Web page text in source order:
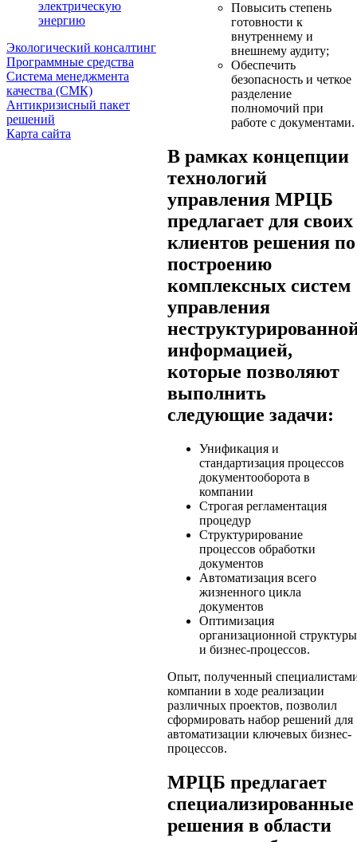
электрическую
энергию
Экологический консалтинг
Программные средства
Система менеджмента
качества (СМК)
Антикризисный пакет
решений
Карта сайта
Повысить степень
готовности к
внутреннему и
внешнему аудиту;
Обеспечить
безопасность и четкое
разделение
полномочий при
работе с документами.
В рамках концепции
технологий
управления МРЦБ
предлагает для своих
клиентов решения по
построению
комплексных систем
управления
информацией,
которые позволяют
выполнить
следующие задачи:
Унификация и
стандартизация процессов
документооборота в
компании
Строгая регламентация
процедур
Структурирование
процессов обработки
документов
Автоматизация всего
жизненного цикла
документов
Оптимизация
организационной структуры
и бизнес-процессов.
Опыт, полученный
компании в ходе реализации
различных проектов, позволил
сформировать набор решений для
автоматизации ключевых бизнес-
процессов.
МРЦБ предлагает
специализированные
решения в области